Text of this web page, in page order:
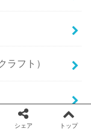
フト）
シェア トップ
facebook